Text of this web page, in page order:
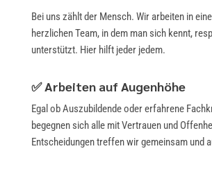
Bei uns zählt der Mensch. Wir arbeiten in
herzlichen Team, in dem man sich kennt,
unterstützt. Hier hilft jeder jedem.
✅ Arbeiten auf Augenhöhe
Egal ob Auszubildende oder erfahrene
begegnen sich alle mit Vertrauen und
Entscheidungen treffen wir gemeinsam und